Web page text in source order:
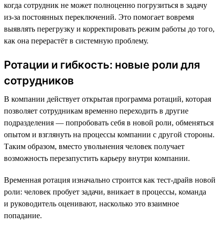
когда сотрудник не может полноценно погрузиться в задачу
из-за постоянных переключений. Это помогает вовремя
выявлять перегрузку и корректировать режим работы до того,
как она перерастёт в системную проблему.
Ротации и гибкость: новые роли для
сотрудников
В компании действует открытая программа ротаций, которая
позволяет сотрудникам временно переходить в другие
подразделения — попробовать себя в новой роли, обменяться
опытом и взглянуть на процессы компании с другой стороны.
Таким образом, вместо увольнения человек получает
возможность перезапустить карьеру внутри компании.
Временная ротация изначально строится как тест-драйв новой
роли: человек пробует задачи, вникает в процессы, команда
и руководитель оценивают, насколько это взаимное
попадание.